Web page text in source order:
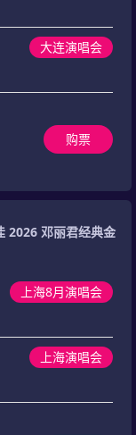
大连演唱会
购票
2026 邓丽君经典金
上海8月演唱会
上海演唱会